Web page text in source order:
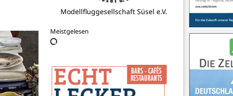
Robert Robiller
Meistgelesen